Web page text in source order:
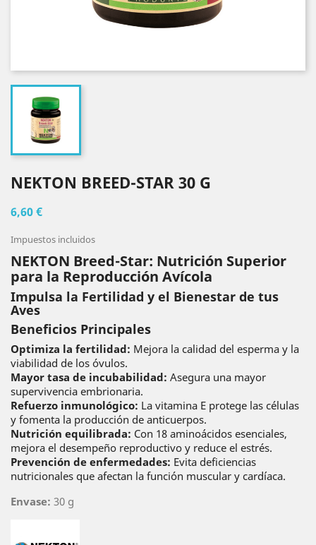
NEKTON BREED-STAR 30 G
6,60 €
Impuestos incluidos
NEKTON Breed-Star: Nutrición Superior
para la Reproducción Avícola
Impulsa la Fertilidad y el Bienestar de tus
Aves
Beneficios Principales
Optimiza la fertilidad: Mejora la calidad del esperma y la
viabilidad de los óvulos.
Mayor tasa de incubabilidad: Asegura una mayor
supervivencia embrionaria.
Refuerzo inmunológico: La vitamina E protege las células
y fomenta la producción de anticuerpos.
Nutrición equilibrada: Con 18 aminoácidos esenciales,
mejora el desempeño reproductivo y reduce el estrés.
Prevención de enfermedades: Evita deficiencias
nutricionales que afectan la función muscular y cardíaca.
Envase: 30 g